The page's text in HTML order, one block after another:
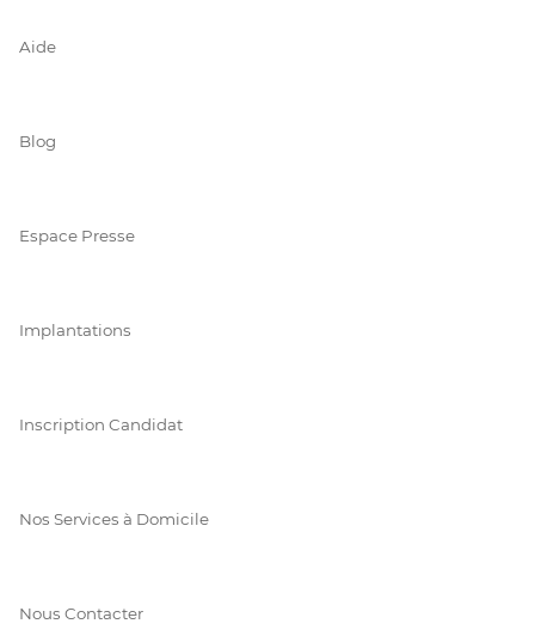
Aide
Blog
Espace Presse
Implantations
Inscription Candidat
Nos Services à Domicile
Nous Contacter